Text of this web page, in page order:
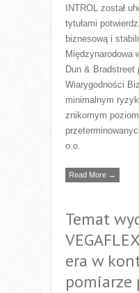
INTROL został
tytułami
biznesową i
Międzynarodowa
Dun & Bradstreet
Wiarygodności
minimalnym
znikomym
o.o.
Read More →
Temat
era w
pomiarze